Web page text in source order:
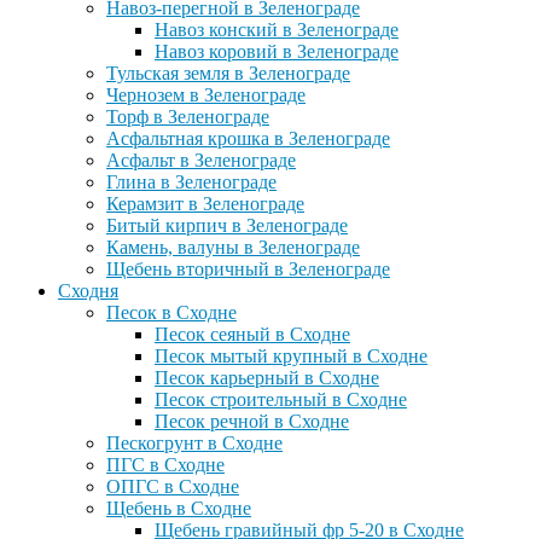
Навоз-перегной в Зеленограде
Навоз конский в Зеленограде
Навоз коровий в Зеленограде
Тульская земля в Зеленограде
Чернозем в Зеленограде
Торф в Зеленограде
Асфальтная крошка в Зеленограде
Асфальт в Зеленограде
Глина в Зеленограде
Керамзит в Зеленограде
Битый кирпич в Зеленограде
Камень, валуны в Зеленограде
Щебень вторичный в Зеленограде
Сходня
Песок в Сходне
Песок сеяный в Сходне
Песок мытый крупный в Сходне
Песок карьерный в Сходне
Песок строительный в Сходне
Песок речной в Сходне
Пескогрунт в Сходне
ПГС в Сходне
ОПГС в Сходне
Щебень в Сходне
Щебень гравийный фр 5-20 в Сходне